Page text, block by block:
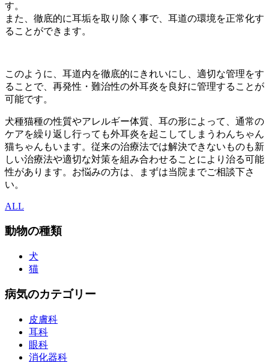
す。
また、徹底的に耳垢を取り除く事で、耳道の環境を正常化す
ることができます。
このように、耳道内を徹底的にきれいにし、適切な管理をす
ることで、再発性・難治性の外耳炎を良好に管理することが
可能です。
犬種猫種の性質やアレルギー体質、耳の形によって、通常の
ケアを繰り返し行っても外耳炎を起こしてしまうわんちゃん
猫ちゃんもいます。従来の治療法では解決できないものも新
しい治療法や適切な対策を組み合わせることにより治る可能
性があります。お悩みの方は、まずは当院までご相談下さ
い。
ALL
動物の種類
犬
猫
病気のカテゴリー
皮膚科
耳科
眼科
消化器科